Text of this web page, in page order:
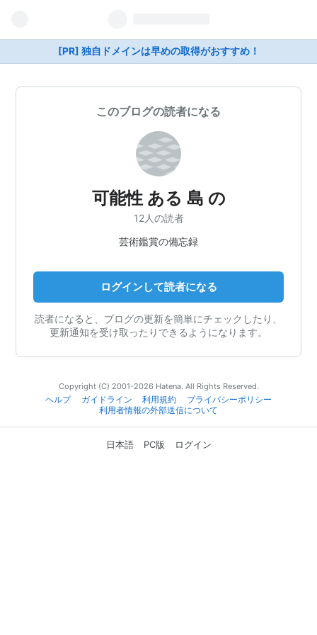
[PR] 独自ドメインは早めの取得がおすすめ！
このブログの読者になる
可能性 ある 島 の
12人の読者
芸術鑑賞の備忘録
ログインして読者になる
読者になると、ブログの更新を簡単にチェックしたり、
更新通知を受け取ったりできるようになります。
Copyright (C) 2001-2026 Hatena. All Rights Reserved.
ヘルプ
ガイドライン 利用規約
プライバシーポリシー
利用者情報の外部送信について
日本語 PC版 ログイン